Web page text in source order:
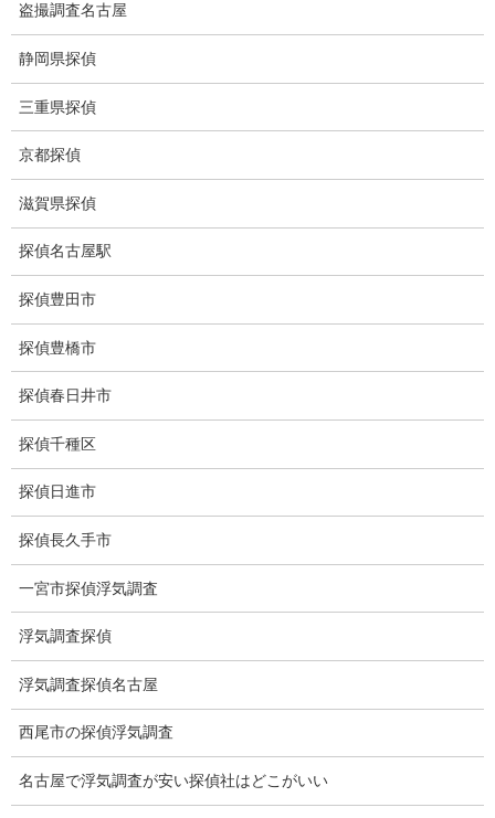
調査料金
浮気調査特別プラン
ストーカー関連調査料金
所在調査 家出調査料金
猫の捜索調査料金
報告書サンプル
調査事例
お礼の言葉
Q&A
調査員の人数（浮気調査）
調査プランのご依頼の割合
慰謝料の相場
離婚手続
探偵社の要点
有責配偶者からの離婚
盗撮調査名古屋
静岡県探偵
三重県探偵
京都探偵
滋賀県探偵
探偵名古屋駅
探偵豊田市
探偵豊橋市
探偵春日井市
探偵千種区
探偵日進市
探偵長久手市
一宮市探偵浮気調査
浮気調査探偵
浮気調査探偵名古屋
西尾市の探偵浮気調査
名古屋で浮気調査が安い探偵社はどこがいい